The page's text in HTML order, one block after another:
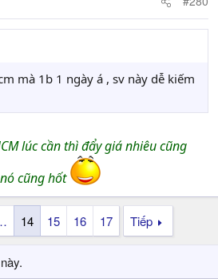
mà 1b 1 ngày á , sv này dễ kiếm
lúc cần thì đẩy giá nhiêu cũng
cũng hốt
14 15 16 17 Tiếp